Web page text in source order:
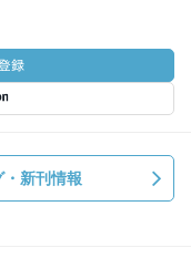
新刊情報